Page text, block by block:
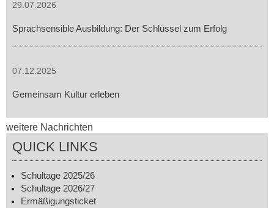
29.07.2026
Sprachsensible Ausbildung: Der Schlüssel zum Erfolg
07.12.2025
Gemeinsam Kultur erleben
weitere Nachrichten
QUICK LINKS
Schultage 2025/26
Schultage 2026/27
Ermäßigungsticket